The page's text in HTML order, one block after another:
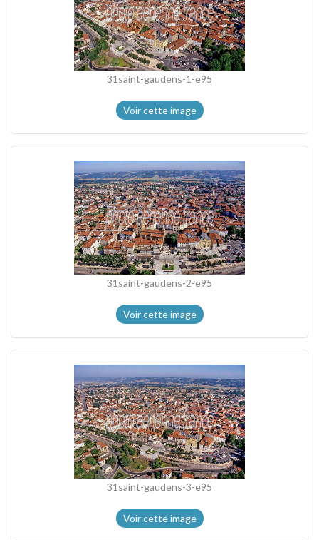
31saint-gaudens-1-e95
Voir cette image
31saint-gaudens-2-e95
Voir cette image
31saint-gaudens-3-e95
Voir cette image